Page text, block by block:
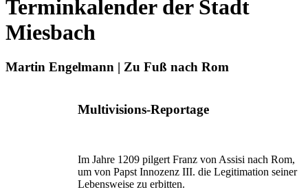
Terminkalender der Stadt
Miesbach
Martin Engelmann | Zu Fuß nach Rom
Multivisions-Reportage
Im Jahre 1209 pilgert Franz von Assisi nach Rom,
um von Papst Innozenz III. die Legitimation seiner
Lebensweise zu erbitten.